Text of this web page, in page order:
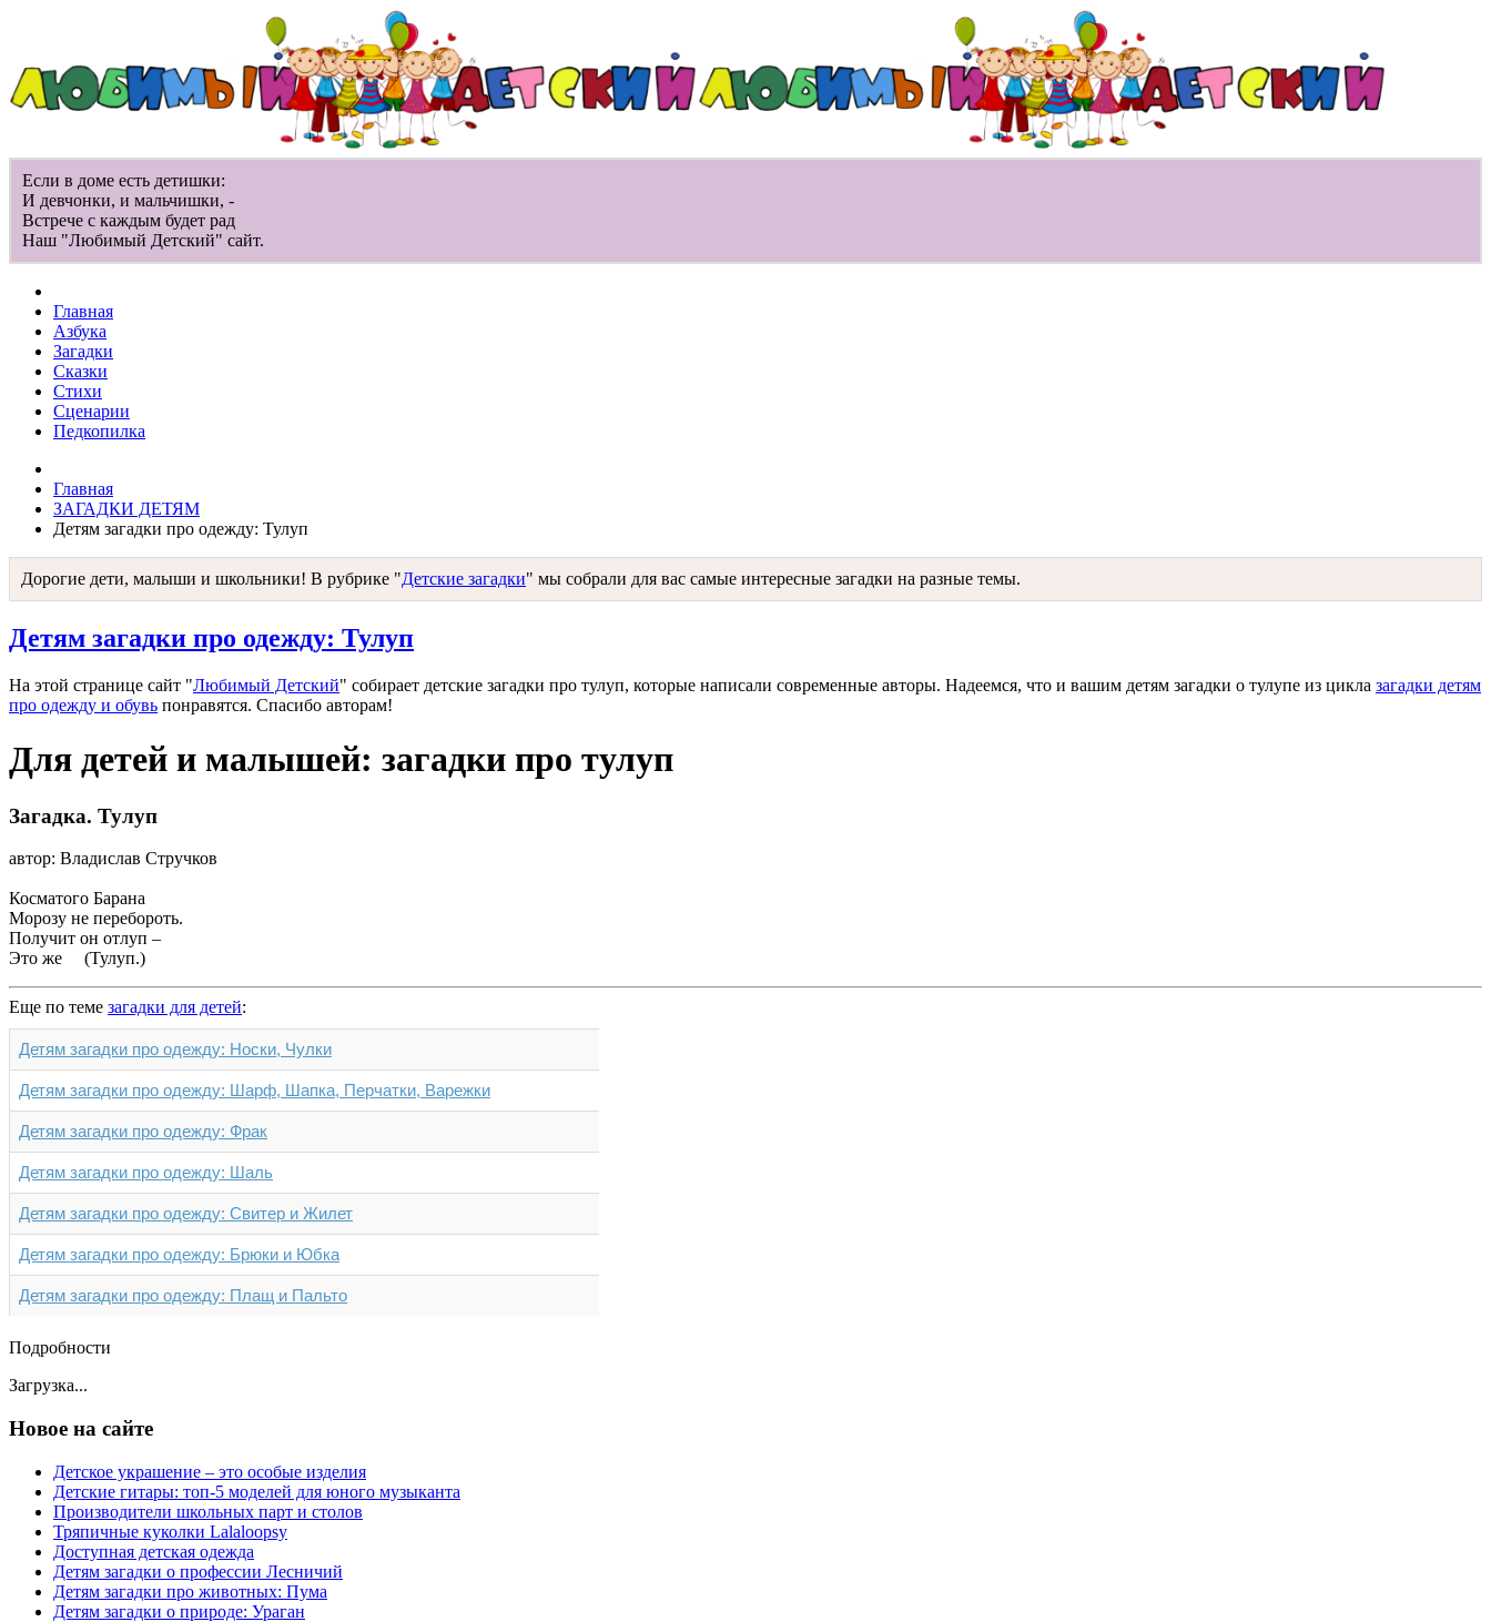
Если в доме есть детишки:
И девчонки, и мальчишки, -
Встрече с каждым будет рад
Наш "Любимый Детский" сайт.
Главная
Азбука
Загадки
Сказки
Стихи
Сценарии
Педкопилка
Главная
ЗАГАДКИ ДЕТЯМ
Детям загадки про одежду: Тулуп
Дорогие дети, малыши и школьники! В рубрике "Детские загадки" мы собрали для вас самые интересные загадки на разные темы.
Детям загадки про одежду: Тулуп
На этой странице сайт "Любимый Детский" собирает детские загадки про тулуп, которые написали современные авторы. Надеемся, что и вашим детям загадки о тулупе из цикла загадки детям
про одежду и обувь понравятся. Спасибо авторам!
Для детей и малышей: загадки про тулуп
Загадка. Тулуп
автор: Владислав Стручков
Косматого Барана
Морозу не перебороть.
Получит он отлуп –
Это же (Тулуп.)
Еще по теме загадки для детей:
Детям загадки про одежду: Носки, Чулки
Детям загадки про одежду: Шарф, Шапка, Перчатки, Варежки
Детям загадки про одежду: Фрак
Детям загадки про одежду: Шаль
Детям загадки про одежду: Свитер и Жилет
Детям загадки про одежду: Брюки и Юбка
Детям загадки про одежду: Плащ и Пальто
Подробности
Загрузка...
Новое на сайте
Детское украшение – это особые изделия
Детские гитары: топ-5 моделей для юного музыканта
Производители школьных парт и столов
Тряпичные куколки Lalaloopsy
Доступная детская одежда
Детям загадки о профессии Лесничий
Детям загадки про животных: Пума
Детям загадки о природе: Ураган